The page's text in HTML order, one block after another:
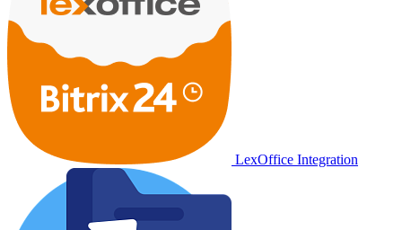
LexOffice Integration